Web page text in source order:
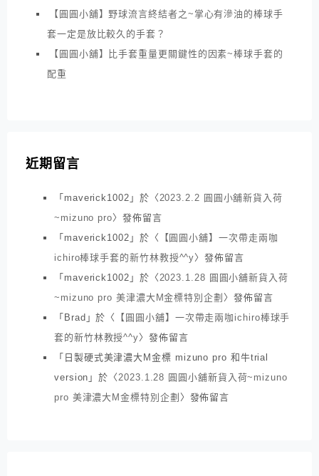
【圓圓小舖】野球流言終結者之~掌心有滲油的棒球手
套一定是放比較久的手套？
【圓圓小舖】比手套重量更關鍵性的因素~棒球手套的
配重
近期留言
「 maverick1002 」於〈2023.2.2 圓圓小舖新貨入荷
~mizuno pro〉發佈留言
「 maverick1002 」於〈
【圓圓小舖】一次帶走兩咖
ichiro棒球手套的新竹林教授^^y〉發佈留言
「 maverick1002 」於〈2023.1.28 圓圓小舖新貨入荷
~mizuno pro 美津濃大M金標特別企劃 〉發佈留言
「 Brad 」於〈
【圓圓小舖】一次帶走兩咖ichiro棒球手
套的新竹林教授^^y〉發佈留言
「 日製硬式美津濃大M金標 mizuno pro 和牛trial
version 」於〈2023.1.28 圓圓小舖新貨入荷~mizuno
pro 美津濃大M金標特別企劃 〉發佈留言